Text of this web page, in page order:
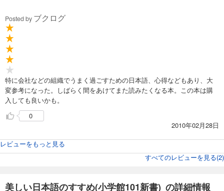
Posted by ブクログ
特に会社などの組織でうまく過ごすための日本語、心得などもあり、大
変参考になった。しばらく間をあけてまた読みたくなる本。この本は購
入しても良いかも。
0
2010年02月28日
レビューをもっと見る
すべてのレビューを見る(2)
美しい日本語のすすめ(小学館101新書) の詳細情報